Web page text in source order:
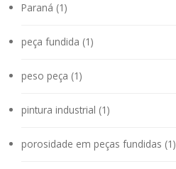
Paraná (1)
peça fundida (1)
peso peça (1)
pintura industrial (1)
porosidade em peças fundidas (1)